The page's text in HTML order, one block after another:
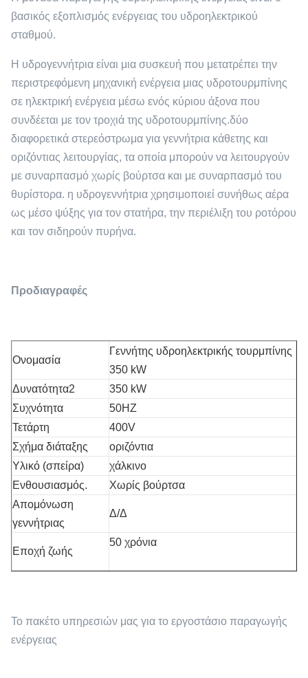
βασικός εξοπλισμός ενέργειας του υδροηλεκτρικού
σταθμού.
Η υδρογεννήτρια είναι μια συσκευή που μετατρέπει την
περιστρεφόμενη μηχανική ενέργεια μιας υδροτουρμπίνης
σε ηλεκτρική ενέργεια μέσω ενός κύριου άξονα που
συνδέεται με τον τροχιά της υδροτουρμπίνης.δύο
διαφορετικά στερεόστρωμα για γεννήτρια κάθετης και
οριζόντιας λειτουργίας, τα οποία μπορούν να λειτουργούν
με συναρπασμό χωρίς βούρτσα και με συναρπασμό του
θυρίστορα. η υδρογεννήτρια χρησιμοποιεί συνήθως αέρα
ως μέσο ψύξης για τον στατήρα, την περιέλιξη του ροτόρου
και τον σιδηρούν πυρήνα.
Προδιαγραφές
Ονομασία
Γεννήτης υδροηλεκτρικής τουρμπίνης
350 kW
Δυνατότητα2
350 kW
Συχνότητα
50HZ
Τετάρτη
400V
Σχήμα διάταξης
οριζόντια
Υλικό (σπείρα)
χάλκινο
Ενθουσιασμός.
Χωρίς βούρτσα
Απομόνωση
γεννήτριας
Δ/Δ
Εποχή ζωής
50 χρόνια
Το πακέτο υπηρεσιών μας για το εργοστάσιο παραγωγής
ενέργειας